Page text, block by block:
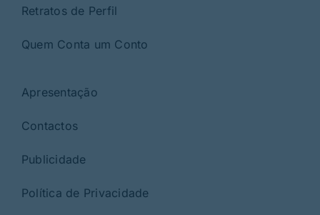
Retratos de Perfil
Quem Conta um Conto
Apresentação
Contactos
Publicidade
Política de Privacidade